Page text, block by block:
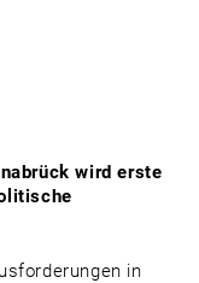
wird erste
in